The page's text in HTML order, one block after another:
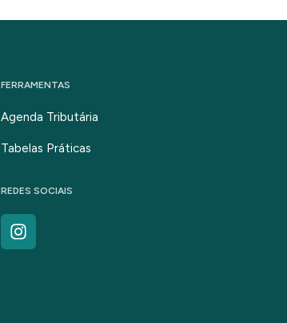
FERRAMENTAS
Agenda Tributária
Tabelas Práticas
REDES SOCIAIS